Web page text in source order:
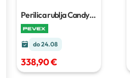
Perilica rublja Candy
GD 26SS6-S
do 24.08
338,90 €